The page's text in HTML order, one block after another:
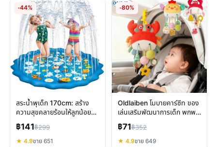
-44%
สระน้ำพุเด็ก 170cm: สร้าง
ความสุขคลายร้อนให้ลูกน้อย
อย่างปลอดภัย
฿141฿299
★ 4.9ขาย 651
-80%
Oldlaiben โมบายคาร์ซีท ของ
เล่นเสริมพัฒนาการเด็ก พกพา
ง่าย ราคาประหยัด
฿71฿352
★ 4.9ขาย 649